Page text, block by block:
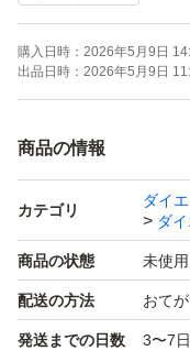
→お取引をきちんと
購入日時： 2026年5月9日
出品日時： 2026年5月9日
商品の情報
カテゴリ
ダイ
ダ
商品の状態 未使用
配送の方法 おて
発送までの日数 3〜7